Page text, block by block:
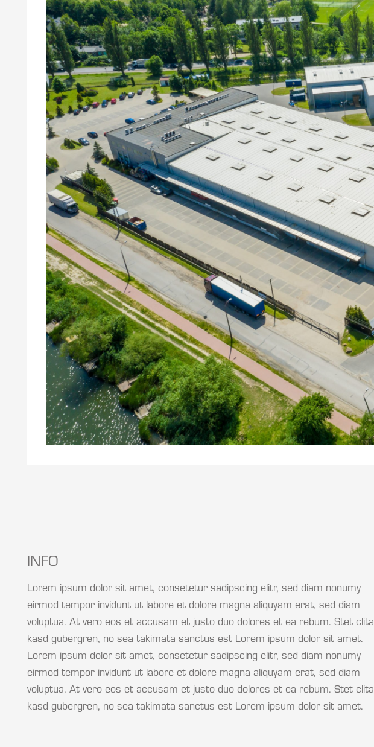
INFO
Lorem ipsum dolor sit amet, consetetur sadipscing elitr, sed diam nonumy
eirmod tempor invidunt ut labore et dolore magna aliquyam erat, sed diam
voluptua. At vero eos et accusam et justo duo dolores et ea rebum. Stet clita
kasd gubergren, no sea takimata sanctus est Lorem ipsum dolor sit amet.
Lorem ipsum dolor sit amet, consetetur sadipscing elitr, sed diam nonumy
eirmod tempor invidunt ut labore et dolore magna aliquyam erat, sed diam
voluptua. At vero eos et accusam et justo duo dolores et ea rebum. Stet clita
kasd gubergren, no sea takimata sanctus est Lorem ipsum dolor sit amet.